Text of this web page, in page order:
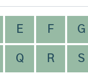
E F G
Q R S